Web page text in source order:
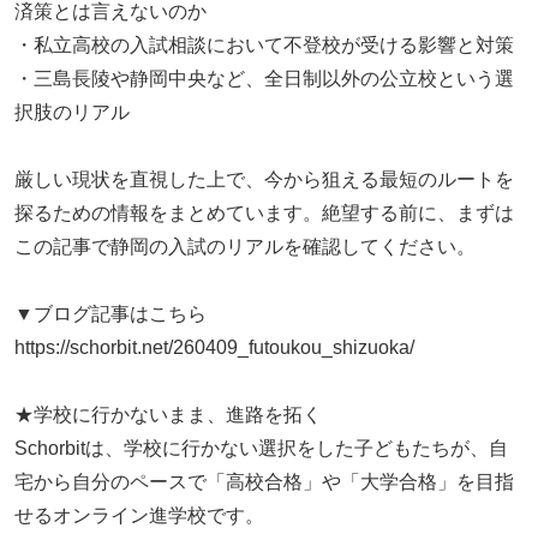
済策とは言えないのか
・私立高校の入試相談において不登校が受ける影響と対策
・三島長陵や静岡中央など、全日制以外の公立校という選
択肢のリアル
厳しい現状を直視した上で、今から狙える最短のルートを
探るための情報をまとめています。絶望する前に、まずは
この記事で静岡の入試のリアルを確認してください。
▼ブログ記事はこちら
https://schorbit.net/260409_futoukou_shizuoka/
★学校に行かないまま、進路を拓く
Schorbitは、学校に行かない選択をした子どもたちが、自
宅から自分のペースで「高校合格」や「大学合格」を目指
せるオンライン進学校です。